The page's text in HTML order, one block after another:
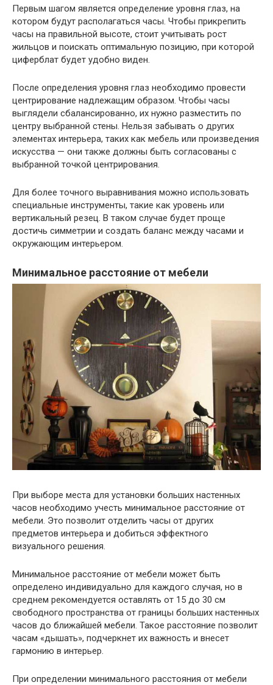
Первым шагом является определение уровня глаз, на
котором будут располагаться часы. Чтобы прикрепить
часы на правильной высоте, стоит учитывать рост
жильцов и поискать оптимальную позицию, при которой
циферблат будет удобно виден.
После определения уровня глаз необходимо провести
центрирование надлежащим образом. Чтобы часы
выглядели сбалансированно, их нужно разместить по
центру выбранной стены. Нельзя забывать о других
элементах интерьера, таких как мебель или произведения
искусства — они также должны быть согласованы с
выбранной точкой центрирования.
Для более точного выравнивания можно использовать
специальные инструменты, такие как уровень или
вертикальный резец. В таком случае будет проще
достичь симметрии и создать баланс между часами и
окружающим интерьером.
Минимальное расстояние от мебели
При выборе места для установки больших настенных
часов необходимо учесть минимальное расстояние от
мебели. Это позволит отделить часы от других
предметов интерьера и добиться эффектного
визуального решения.
Минимальное расстояние от мебели может быть
определено индивидуально для каждого случая, но в
среднем рекомендуется оставлять от 15 до 30 см
свободного пространства от границы больших настенных
часов до ближайшей мебели. Такое расстояние позволит
часам «дышать», подчеркнет их важность и внесет
гармонию в интерьер.
При определении минимального расстояния от мебели